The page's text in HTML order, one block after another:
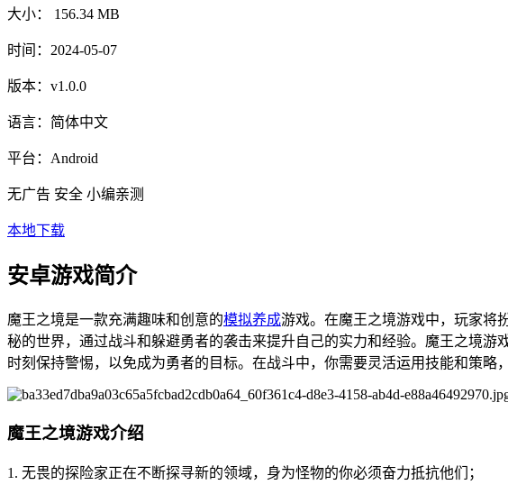
大小： 156.34 MB
时间： 2024-05-07
版本： v1.0.0
语言： 简体中文
平台： Android
无广告 安全 小编亲测
本地下载
安卓游戏简介
魔王之境是一款充满趣味和创意的模拟养成游戏。在魔王之境游戏中，玩家将
秘的世界，通过战斗和躲避勇者的袭击来提升自己的实力和经验。魔王之境
时刻保持警惕，以免成为勇者的目标。在战斗中，你需要灵活运用技能和策略
魔王之境游戏介绍
1. 无畏的探险家正在不断探寻新的领域，身为怪物的你必须奋力抵抗他们；